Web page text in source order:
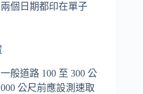
兩個日期都印在單子
般道路 100 至 300 公
公尺前應設測速取